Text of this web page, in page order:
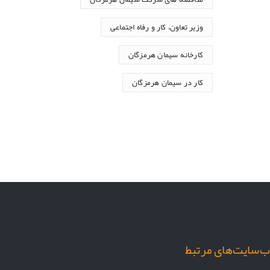
وزیر تعاون، کار و رفاه اجتماعی
کارخانه سیمان هرمزگان
کار در سیمان هرمزگان
مرتبط